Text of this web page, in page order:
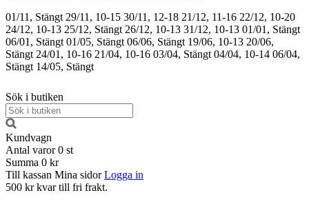
01/11, Stängt 29/11, 10-15 30/11, 12-18 21/12, 11-16 22/12, 10-20
24/12, 10-13 25/12, Stängt 26/12, 10-13 31/12, 10-13 01/01, Stängt
06/01, Stängt 01/05, Stängt 06/06, Stängt 19/06, 10-13 20/06,
Stängt 24/01, 10-16 21/04, 10-16 03/04, Stängt 04/04, 10-14 06/04,
Stängt 14/05, Stängt
Sök i butiken
Kundvagn
Antal varor 0 st
Summa 0 kr
Till kassan Mina sidor Logga in
500 kr kvar till fri frakt.